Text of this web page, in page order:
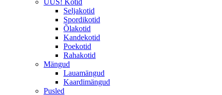
UUS! Kotid
Seljakotid
Spordikotid
Õlakotid
Kandekotid
Poekotid
Rahakotid
Mängud
Lauamängud
Kaardimängud
Pusled